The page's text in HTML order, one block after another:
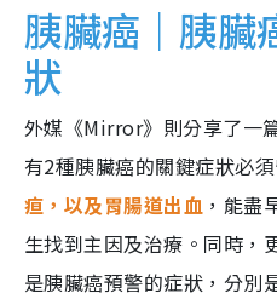
胰臟癌｜胰臟
狀
外媒《Mirror》則分享了一
有2種胰臟癌的關鍵症狀必
疸，以及胃腸道出血 ，能盡
生找到主因及治療。同時，
是胰臟癌預警的症狀，分別